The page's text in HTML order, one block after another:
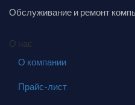
Обслуживание и ремонт
О нас
О компании
Прайс-лист